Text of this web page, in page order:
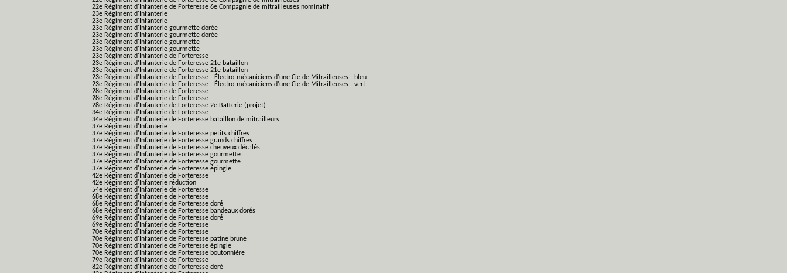
22e Régiment d'Infanterie de Forteresse 6e Compagnie de mitrailleuses nominatif
23e Régiment d'Infanterie
23e Régiment d'Infanterie
23e Régiment d'Infanterie gourmette dorée
23e Régiment d'Infanterie gourmette dorée
23e Régiment d'Infanterie gourmette
23e Régiment d'Infanterie gourmette
23e Régiment d'Infanterie de Forteresse
23e Régiment d'Infanterie de Forteresse 21e bataillon
23e Régiment d'Infanterie de Forteresse 21e bataillon
23e Régiment d'Infanterie de Forteresse - Électro-mécaniciens d'une Cie de Mitrailleuses - bleu
23e Régiment d'Infanterie de Forteresse - Électro-mécaniciens d'une Cie de Mitrailleuses - vert
28e Régiment d'Infanterie de Forteresse
28e Régiment d'Infanterie de Forteresse
28e Régiment d'Infanterie de Forteresse 2e Batterie (projet)
34e Régiment d'Infanterie de Forteresse
34e Régiment d'Infanterie de Forteresse bataillon de mitrailleurs
37e Régiment d'Infanterie
37e Régiment d'Infanterie de Forteresse petits chiffres
37e Régiment d'Infanterie de Forteresse grands chiffres
37e Régiment d'Infanterie de Forteresse cheuveux décalés
37e Régiment d'Infanterie de Forteresse gourmette
37e Régiment d'Infanterie de Forteresse gourmette
37e Régiment d'Infanterie de Forteresse épingle
42e Régiment d'Infanterie de Forteresse
42e Régiment d'Infanterie réduction
54e Régiment d'Infanterie de Forteresse
68e Régiment d'Infanterie de Forteresse
68e Régiment d'Infanterie de Forteresse doré
68e Régiment d'Infanterie de Forteresse bandeaux dorés
69e Régiment d'Infanterie de Forteresse doré
69e Régiment d'Infanterie de Forteresse
70e Régiment d'Infanterie de Forteresse
70e Régiment d'Infanterie de Forteresse patine brune
70e Régiment d'Infanterie de Forteresse épingle
70e Régiment d'Infanterie de Forteresse boutonnière
79e Régiment d'Infanterie de Forteresse
82e Régiment d'Infanterie de Forteresse doré